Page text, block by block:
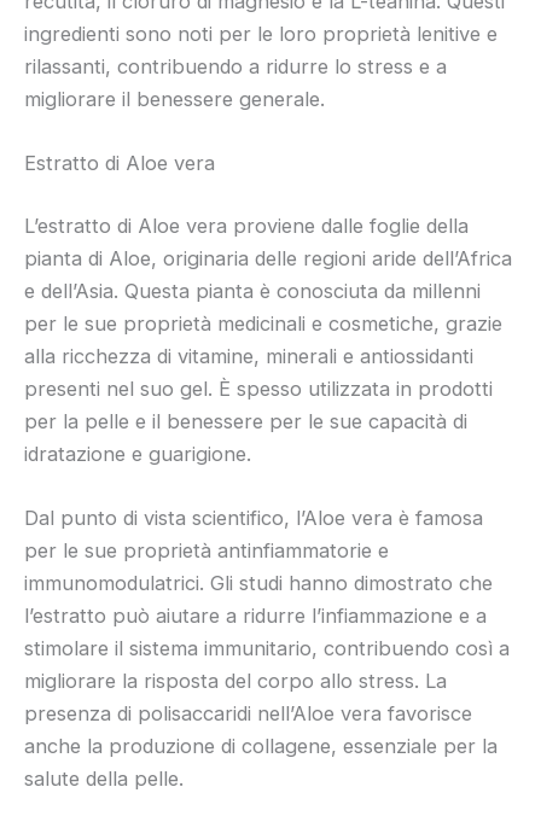
ingredienti sono noti per le loro proprietà lenitive e
rilassanti, contribuendo a ridurre lo stress e a
migliorare il benessere generale.
Estratto di Aloe vera
L’estratto di Aloe vera proviene dalle foglie della
pianta di Aloe, originaria delle regioni aride dell’Africa
e dell’Asia. Questa pianta è conosciuta da millenni
per le sue proprietà medicinali e cosmetiche, grazie
alla ricchezza di vitamine, minerali e antiossidanti
presenti nel suo gel. È spesso utilizzata in prodotti
per la pelle e il benessere per le sue capacità di
idratazione e guarigione.
Dal punto di vista scientifico, l’Aloe vera è famosa
per le sue proprietà antinfiammatorie e
immunomodulatrici. Gli studi hanno dimostrato che
l’estratto può aiutare a ridurre l’infiammazione e a
stimolare il sistema immunitario, contribuendo così a
migliorare la risposta del corpo allo stress. La
presenza di polisaccaridi nell’Aloe vera favorisce
anche la produzione di collagene, essenziale per la
salute della pelle.